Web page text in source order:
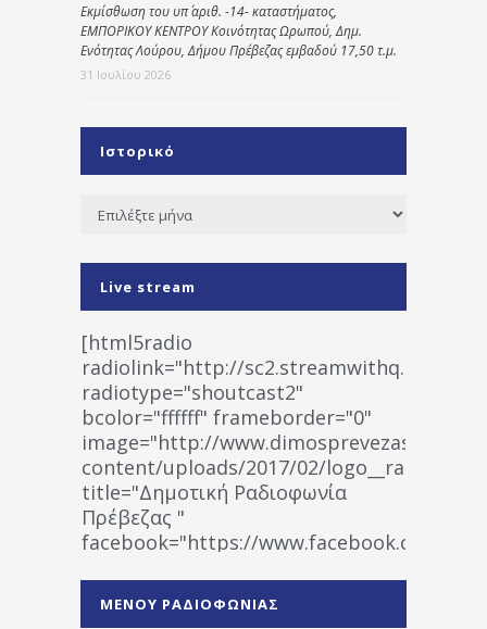
Εκμίσθωση του υπ΄ αριθ. -14- καταστήματος,
ΕΜΠΟΡΙΚΟΥ ΚΕΝΤΡΟΥ Κοινότητας Ωρωπού, Δημ.
Ενότητας Λούρου, Δήμου Πρέβεζας εμβαδού 17,50 τ.μ.
31 Ιουλίου 2026
Ιστορικό
Ιστορικό
Live stream
[html5radio
radiolink="http://
radiotype="shoutcast2"
bcolor="ffffff" frameborder="0"
image="http://www.dimosprevezas.gr/wp-
content/uploads/2017/02/
title="Δημοτική Ραδιοφωνία
Πρέβεζας "
facebook="https://www.facebook.com/
1531194763766854/" artist="" ]
ΜΕΝΟΥ ΡΑΔΙΟΦΩΝΙΑΣ